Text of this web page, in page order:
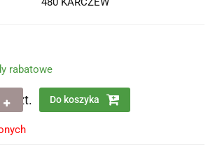
rabatowe
szt. Do koszyka